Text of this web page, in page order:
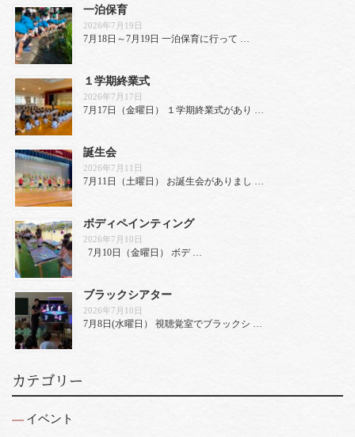
一泊保育
2026年7月19日
7月18日～7月19日 一泊保育に行って …
１学期終業式
2026年7月17日
7月17日（金曜日） １学期終業式があり …
誕生会
2026年7月11日
7月11日（土曜日） お誕生会がありまし …
ボディペインティング
2026年7月10日
7月10日（金曜日） ボデ …
ブラックシアター
2026年7月10日
7月8日(水曜日） 視聴覚室でブラックシ …
カテゴリー
イベント